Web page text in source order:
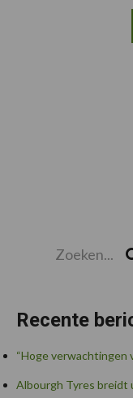
Recente
“Hoge verwachtingen
Albourgh Tyres breidt